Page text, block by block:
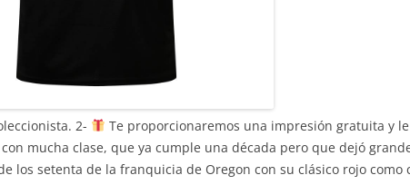
2-
Te proporcionaremos una impresión gratuita y
mucha clase, que ya cumple una década pero que dejó
los setenta de la franquicia de Oregon con su clásico rojo